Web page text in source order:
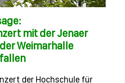
mit der Jenaer
Weimarhalle
der Hochschule für